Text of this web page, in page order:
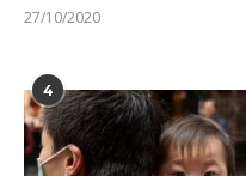
27/10/2020
4